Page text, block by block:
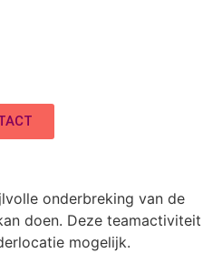
onderbreking van de
doen. Deze teamactiviteit
mogelijk.